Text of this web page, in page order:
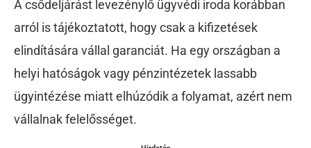
A csődeljárást levezénylő ügyvédi iroda korábban
arról is tájékoztatott, hogy csak a kifizetések
elindítására vállal garanciát. Ha egy országban a
helyi hatóságok vagy pénzintézetek lassabb
ügyintézése miatt elhúzódik a folyamat, azért nem
vállalnak felelősséget.